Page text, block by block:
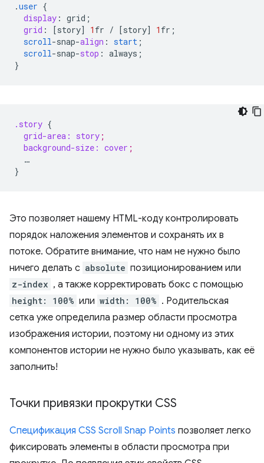
.user {
display : grid ;
grid : [story] 1 fr / [story] 1 fr ;
scroll-snap-align : start ;
scroll-snap-stop : always ;
}
.story {
grid-area:
story ;
background-size: cover ;
…
}
Это позволяет нашему HTML-коду контролировать
порядок наложения элементов и сохранять их в
потоке. Обратите внимание, что нам не нужно было
ничего делать с absolute позиционированием или
z-index , а также корректировать бокс с помощью
height: 100% или width: 100% . Родительская
сетка уже определила размер области просмотра
изображения истории, поэтому ни одному из этих
компонентов истории не нужно было указывать, как её
заполнить!
Точки привязки прокрутки CSS
Спецификация CSS Scroll Snap Points позволяет легко
фиксировать элементы в области просмотра при